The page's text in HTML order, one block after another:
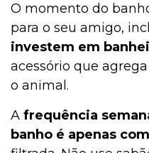
O momento do
para o seu amigo,
investem em
acessório que
o animal.
A frequência
banho é apenas